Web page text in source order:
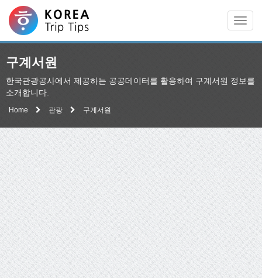
구계서원
한국관광공사에서 제공하는 공공데이터를 활용하여 구계서원 정보를
소개합니다.
Home 관광 구계서원